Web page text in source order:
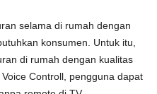
selama di rumah dengan
konsumen. Untuk itu,
di rumah dengan kualitas
Controll, pengguna dapat